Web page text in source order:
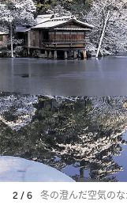
2 / 6 冬の澄んだ空気のな